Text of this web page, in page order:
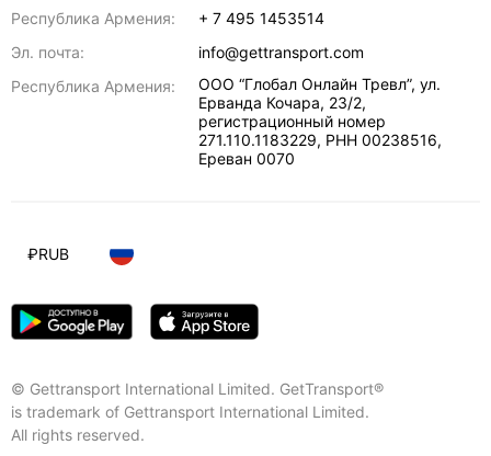
Республика Армения:
+ 7 495 1453514
Эл. почта:
info@gettransport.com
Республика Армения:
ООО “Глобал Онлайн Тревл”, ул.
Ерванда Кочара, 23/2,
регистрационный номер
271.110.1183229, РНН 00238516,
Ереван 0070
© Gettransport International Limited. GetTransport®
is trademark of Gettransport International Limited.
All rights reserved.
₽RUB